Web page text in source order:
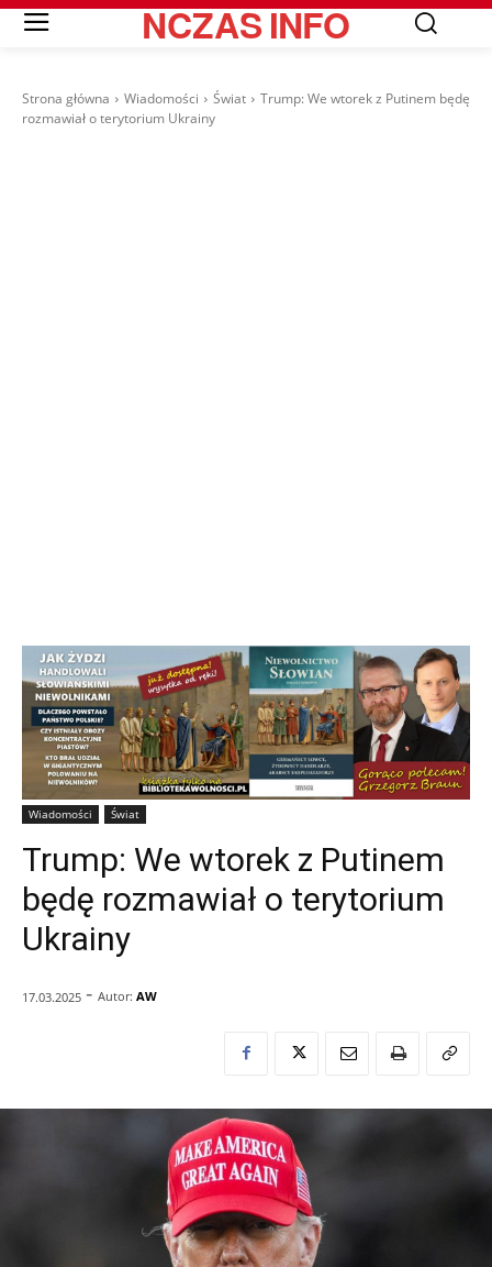
NCZASINFO
Strona główna Wiadomości Świat
Trump: We wtorek z Putinem będę
rozmawiał o terytorium Ukrainy
Wiadomości Świat
Trump: We wtorek z Putinem
będę rozmawiał o terytorium
Ukrainy
17.03.2025 - Autor: AW